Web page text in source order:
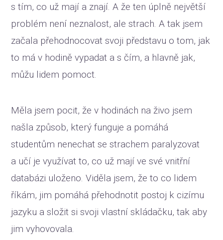
s tím, co už mají a znají. A že ten úplně největší
problém není neznalost, ale strach. A tak jsem
začala přehodnocovat svoji představu o tom, jak
to má v hodině vypadat a s čím, a hlavně jak,
můžu lidem pomoct.
Měla jsem pocit, že v hodinách na živo jsem
našla způsob, který funguje a pomáhá
studentům nenechat se strachem paralyzovat
a učí je využívat to, co už mají ve své vnitřní
databázi uloženo. Viděla jsem, že to co lidem
říkám, jim pomáhá přehodnotit postoj k cizímu
jazyku a složit si svoji vlastní skládačku, tak aby
jim vyhovovala.